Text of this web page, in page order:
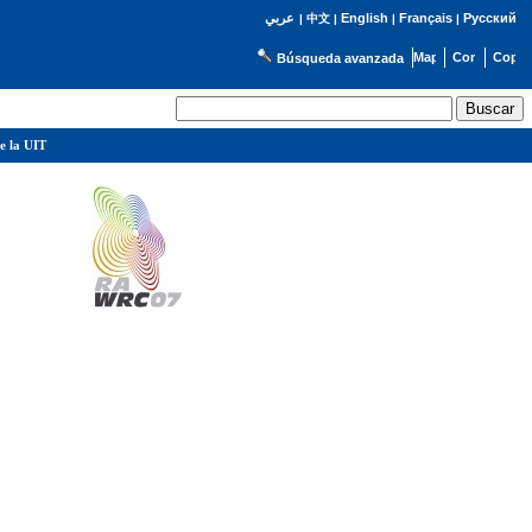
عربي | 中文| English | Français| Русский
Búsqueda avanzada
la UIT